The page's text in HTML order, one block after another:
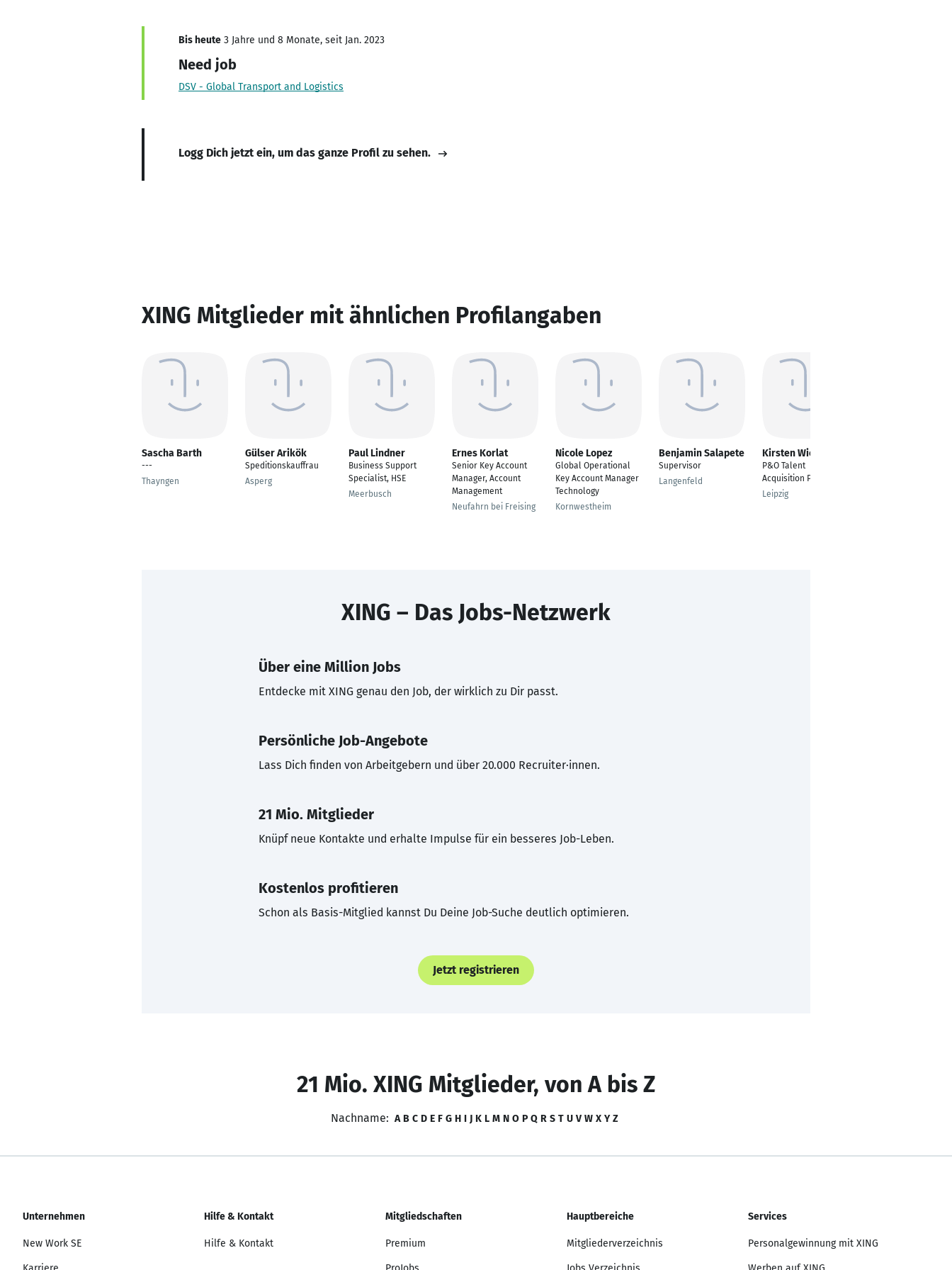
Bis heute 3 Jahre und 8 Monate, seit Jan. 2023
Need job
DSV - Global Transport and Logistics
Logg Dich jetzt ein, um das ganze Profil zu sehen.
XING Mitglieder mit ähnlichen Profilangaben
Sascha Barth
---
Thayngen
Gülser Arikök
Speditionskauffrau
Asperg
Paul Lindner
Business Support
Specialist, HSE
Meerbusch
Ernes Korlat
Senior Key Account
Manager, Account
Management
Neufahrn bei Freising
Nicole Lopez
Global Operational
Key Account Manager
Technology
Kornwestheim
Benjamin Salapete
Supervisor
Langenfeld
Kirsten Wiegand
P&O Talent
Acquisition Partner
Leipzig
XING – Das Jobs-Netzwerk
Über eine Million Jobs
Entdecke mit XING genau den Job, der wirklich zu Dir passt.
Persönliche Job-Angebote
Lass Dich finden von Arbeitgebern und über 20.000 Recruiter·innen.
21 Mio. Mitglieder
Knüpf neue Kontakte und erhalte Impulse für ein besseres Job-Leben.
Kostenlos profitieren
Schon als Basis-Mitglied kannst Du Deine Job-Suche deutlich optimieren.
Jetzt registrieren
21 Mio. XING Mitglieder, von A bis Z
Nachname: A B C D E F G H I J K L M N O P Q R S T U V W X Y Z
Unternehmen
New Work SE
Hilfe & Kontakt
Hilfe & Kontakt
Mitgliedschaften
Premium
Hauptbereiche
Mitgliederverzeichnis
Services
Personalgewinnung mit XING